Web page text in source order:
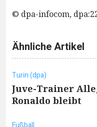
© dpa-infocom,
Ähnliche Artikel
Turin (dpa)
Juve-Trainer
Ronaldo bleibt